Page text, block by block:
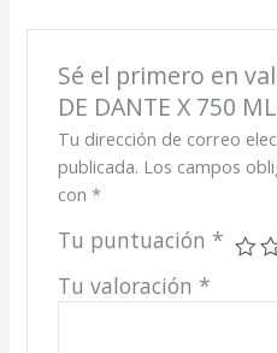
Sé el primero en
DE DANTE X 750
Tu dirección de correo
publicada. Los campos
con *
Tu puntuación *
Tu valoración *